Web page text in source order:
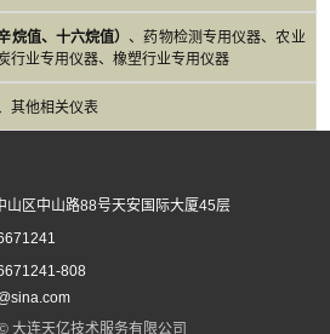
烷值、十六烷值）、药物检测专用仪器、农业
行业专用仪器、橡塑行业专用仪器
其他相关仪表
山区中山路88号天安国际大厦45层
808
大连天亿技术服务有限公司